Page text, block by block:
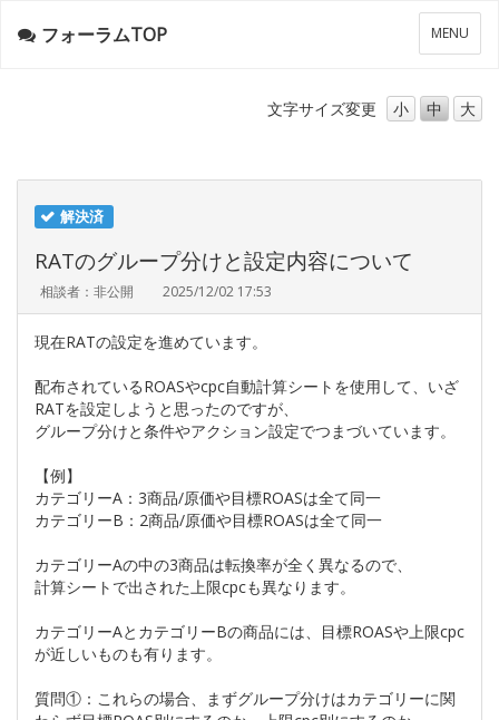
メ
ニ
ー
MENU
フォーラムTOP
文字サイズ変更 小 中 大
解決済
RATのグループ分けと設定内容について
相談者：非公開 2025/12/02 17:53
現在RATの設定を進めています。
配布されているROASやcpc自動計算シートを使用して、いざ
RATを設定しようと思ったのですが、
グループ分けと条件やアクション設定でつまづいています。
【例】
カテゴリーA：3商品/原価や目標ROASは全て同一
カテゴリーB：2商品/原価や目標ROASは全て同一
カテゴリーAの中の3商品は転換率が全く異なるので、
計算シートで出された上限cpcも異なります。
カテゴリーAとカテゴリーBの商品には、目標ROASや上限cpc
が近しいものも有ります。
質問①：これらの場合、まずグループ分けはカテゴリーに関